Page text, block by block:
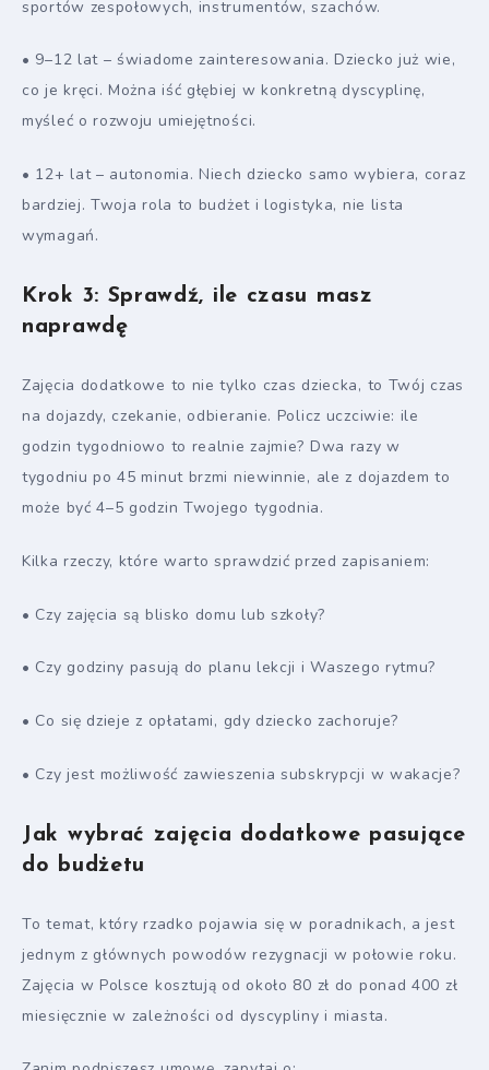
sportów zespołowych, instrumentów, szachów.
• 9–12 lat – świadome zainteresowania. Dziecko już wie,
co je kręci. Można iść głębiej w konkretną dyscyplinę,
myśleć o rozwoju umiejętności.
• 12+ lat – autonomia. Niech dziecko samo wybiera, coraz
bardziej. Twoja rola to budżet i logistyka, nie lista
wymagań.
Krok 3: Sprawdź, ile czasu masz
naprawdę
Zajęcia dodatkowe to nie tylko czas dziecka, to Twój czas
na dojazdy, czekanie, odbieranie. Policz uczciwie: ile
godzin tygodniowo to realnie zajmie? Dwa razy w
tygodniu po 45 minut brzmi niewinnie, ale z dojazdem to
może być 4–5 godzin Twojego tygodnia.
Kilka rzeczy, które warto sprawdzić przed zapisaniem:
• Czy zajęcia są blisko domu lub szkoły?
• Czy godziny pasują do planu lekcji i Waszego rytmu?
• Co się dzieje z opłatami, gdy dziecko zachoruje?
• Czy jest możliwość zawieszenia subskrypcji w wakacje?
Jak wybrać zajęcia dodatkowe pasujące
do budżetu
To temat, który rzadko pojawia się w poradnikach, a jest
jednym z głównych powodów rezygnacji w połowie roku.
Zajęcia w Polsce kosztują od około 80 zł do ponad 400 zł
miesięcznie w zależności od dyscypliny i miasta.